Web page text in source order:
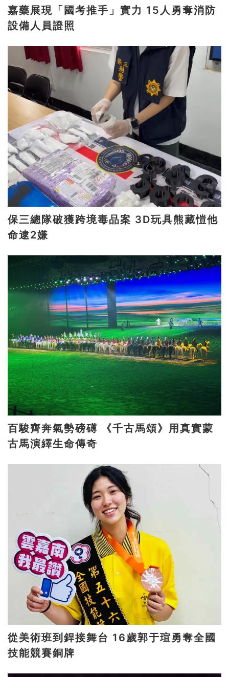
嘉藥展現「國考推手」實力 15人勇奪消防
設備人員證照
保三總隊破獲跨境毒品案 3D玩具熊藏愷他
命逮2嫌
百駿齊奔氣勢磅礡 《千古馬頌》用真實蒙
古馬演繹生命傳奇
從美術班到銲接舞台 16歲郭于瑄勇奪全國
技能競賽銅牌